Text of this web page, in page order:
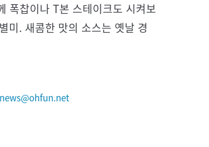
폭찹이나 T본 스테이크도 시켜보
미. 새콤한 맛의 소스는 옛날 경
news@ohfun.net